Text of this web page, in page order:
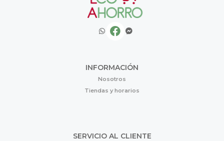
INFORMACIÓN
Nosotros
Tiendas y horarios
SERVICIO AL CLIENTE